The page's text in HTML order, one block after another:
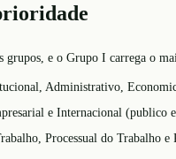
e o Grupo I carrega o
Administrativo,
e Internacional (publico e
Processual do Trabalho e